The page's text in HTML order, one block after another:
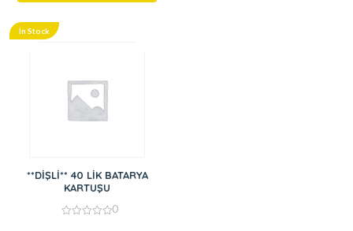
In Stock
**DİŞLİ** 40 LİK BATARYA
KARTUŞU
0